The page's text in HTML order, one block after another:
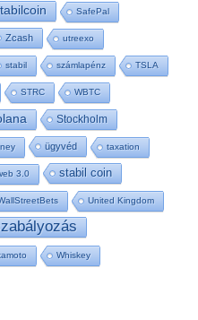
SafePal
Zcash utreexo
stabil számlapénz TSLA
STRC WBTC
Stockholm
ügyvéd taxation
3.0
stabil coin
United Kingdom
Whiskey